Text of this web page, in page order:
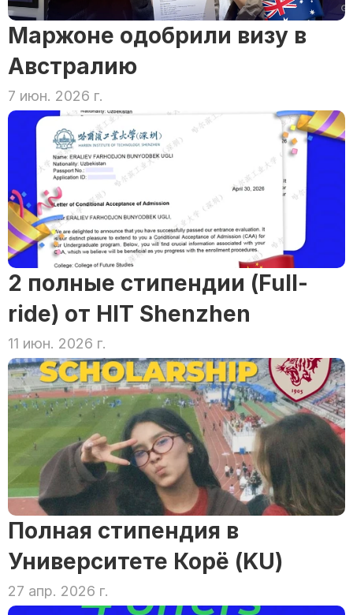
Маржоне одобрили визу в
Австралию
7 июн. 2026 г.
2 полные стипендии (Full-
ride) от HIT Shenzhen
11 июн. 2026 г.
Полная стипендия в
Университете Корё (KU)
27 апр. 2026 г.